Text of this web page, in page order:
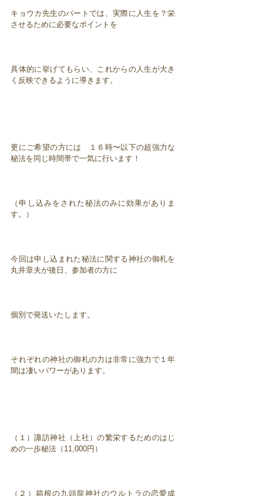
キョウカ先生のパートでは、実際に人生を？栄
させるために必要なポイントを
具体的に挙げてもらい、これからの人生が大き
く反映できるように導きます。
更にご希望の方には １６時〜以下の超強力な
秘法を同じ時間帯で一気に行います！
（申し込みをされた秘法のみに効果がありま
す。）
今回は申し込まれた秘法に関する神社の御札を
丸井章夫が後日、参加者の方に
個別で発送いたします。
それぞれの神社の御札の力は非常に強力で１年
間は凄いパワーがあります。
（１）諏訪神社（上社）の繁栄するためのはじ
めの一歩秘法（11,000円）
（２）箱根の九頭龍神社のウルトラの恋愛成